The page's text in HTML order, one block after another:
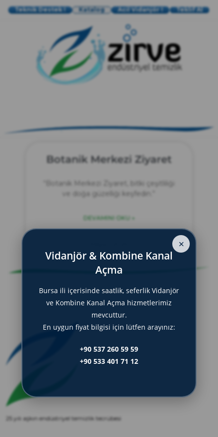
Teknik Destek ! Katalog Acil Vidanjör ! Teklif Al
Botanik Merkezi Ziyaret
“Botanik Merkezi Ziyaret, bitki çeşitliliği
ve doğa güzelliği keşfedin.”
DEVAMINI OKU »
endüstriyel temizlik
×
Vidanjör & Kombine Kanal
Açma
Bursa ili içerisinde saatlik, seferlik Vidanjör
ve Kombine Kanal Açma hizmetlerimiz
mevcuttur.
En uygun fiyat bilgisi için lütfen arayınız:
+90 537 260 59 59
+90 533 401 71 12
25 yılı aşkın endüstriyel temizlik tecrübesi